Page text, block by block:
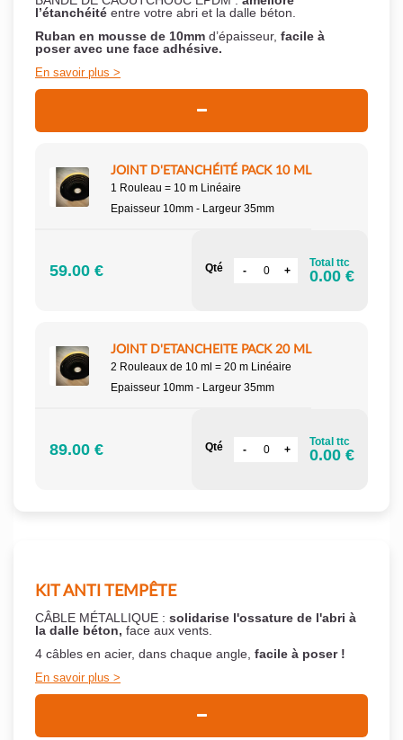
l’étanchéité entre votre abri et la dalle béton.
Ruban en mousse de 10mm d’épaisseur, facile à
poser avec une face adhésive.
En savoir plus
JOINT D'ETANCHÉITÉ PACK 10 ML
1 Rouleau = 10 m Linéaire
Epaisseur 10mm - Largeur 35mm
59.00 € Qté Total ttc
0.00 €
JOINT D'ETANCHEITE PACK 20 ML
2 Rouleaux de 10 ml = 20 m Linéaire
Epaisseur 10mm - Largeur 35mm
89.00 € Qté Total ttc
0.00 €
KIT ANTI TEMPÊTE
CÂBLE MÉTALLIQUE : solidarise l'ossature de l'abri à
la dalle béton, face aux vents.
4 câbles en acier, dans chaque angle, facile à poser !
En savoir plus